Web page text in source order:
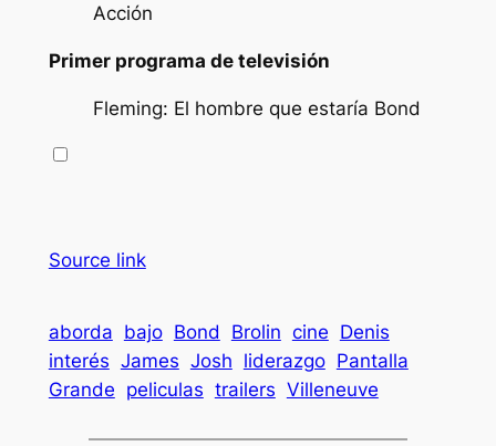
Acción
Primer programa de televisión
Fleming: El hombre que estaría Bond
Source link
aborda bajo Bond Brolin cine Denis
interés James Josh liderazgo Pantalla
Grande peliculas trailers Villeneuve